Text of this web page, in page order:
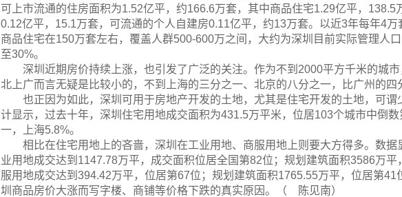
可上市流通的住房面积为1.52亿平，约166.6万套，其中商品住宅1.29亿平，138.5
0.12亿平，15.1万套，可流通的个人自建房0.11亿平，约13万套。以近3年每年4
商品住宅在150万套左右，覆盖人群500-600万之间，大约为深圳目前实际管理人
至30%。
深圳近期房价持续上涨，也引发了广泛的关注。作为不到2000平方千米的城
北上广而言无疑是比较小的，不到上海的三分之一、北京的八分之一，比广州的四
也正因为如此，深圳可用于房地产开发的土地，尤其是住宅开发的土地，可谓
计显示，过去十年，深圳住宅用地成交面积为431.5万平米，位居103个城市中倒
一，上海5.8%。
相比在住宅用地上的吝啬，深圳在工业用地、商服用地上则要大方得多。数据
业用地成交达到1147.78万平，成交面积位居全国第82位；规划建筑面积3586万平
服用地成交达到394.42万平，位居第67位；规划建筑面积1765.55万平，位居第41
圳商品房价大涨而写字楼、商铺等价格下跌的真实原因。（ 陈见南）